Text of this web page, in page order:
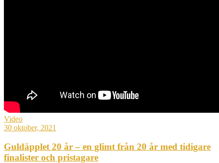
Video
30 oktober, 2021
Guldäpplet 20 år – en glimt från 20 år med tidigare
finalister och pristagare